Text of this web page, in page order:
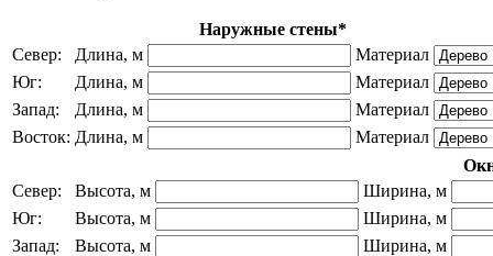
Наружные стены*
Север:
Длина, м
Материал
Юг:
Длина, м
Материал
Запад:
Длина, м
Материал
Восток: Длина, м
Материал
Север:
Высота, м
Ширина, м
Юг:
Высота, м
Ширина, м
Запад:
Высота, м
Ширина, м